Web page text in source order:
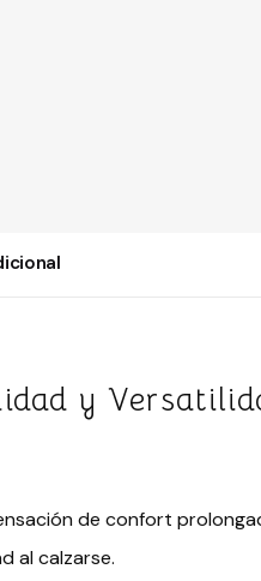
y
de confort
al calzarse.